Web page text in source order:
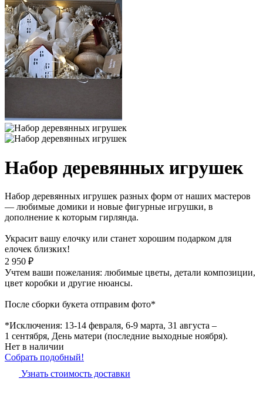
Набор деревянных игрушек
Набор деревянных игрушек разных форм от наших мастеров
— любимые домики и новые фигурные игрушки, в
дополнение к которым гирлянда.
Украсит вашу елочку или станет хорошим подарком для
елочек близких!
2 950 ₽
Учтем ваши пожелания: любимые цветы, детали композиции,
цвет коробки и другие нюансы.
После сборки букета отправим фото*
*Исключения: 13‑14 февраля, 6‑9 марта, 31 августа –
1 сентября, День матери (последние выходные ноября).
Нет в наличии
Собрать подобный!
Узнать стоимость доставки